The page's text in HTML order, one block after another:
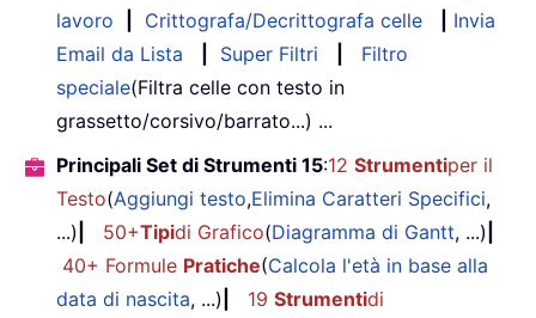
lavoro
Crittografa/Decrittografa celle
Invia
Email da Lista
Super Filtri
Filtro
speciale(Filtra celle con testo in
grassetto/corsivo/barrato...) ...
Principali Set di Strumenti 15:12 Strumentiper il
Testo(Aggiungi testo,Elimina Caratteri Specifici,
...)
50+Tipidi Grafico(Diagramma di Gantt, ...)
40+ Formule Pratiche(Calcola l'età in base alla
data di nascita, ...) 19 Strumentidi